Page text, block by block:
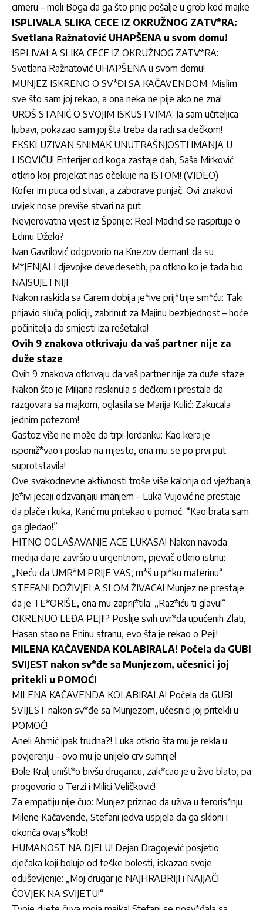
cimeru – moli Boga da ga što prije pošalje u grob kod majke
ISPLIVALA SLIKA CECE IZ OKRUŽNOG ZATV*RA:
Svetlana Ražnatović UHAPŠENA u svom domu!
ISPLIVALA SLIKA CECE IZ OKRUŽNOG ZATV*RA:
Svetlana Ražnatović UHAPŠENA u svom domu!
MUNJEZ ISKRENO O SV*ĐI SA KAČAVENDOM: Mislim
sve što sam joj rekao, a ona neka ne pije ako ne zna!
UROŠ STANIĆ O SVOJIM ISKUSTVIMA: Ja sam učiteljica
ljubavi, pokazao sam joj šta treba da radi sa dečkom!
EKSKLUZIVAN SNIMAK UNUTRAŠNJOSTI IMANJA U
LISOVIĆU! Enterijer od koga zastaje dah, Saša Mirković
otkrio koji projekat nas očekuje na ISTOM! (VIDEO)
Kofer im puca od stvari, a zaborave punjač: Ovi znakovi
uvijek nose previše stvari na put
Nevjerovatna vijest iz Španije: Real Madrid se raspituje o
Edinu Džeki?
Ivan Gavrilović odgovorio na Knezov demant da su
M*JENJALI djevojke devedesetih, pa otkrio ko je tada bio
NAJSUJETNIJI
Nakon raskida sa Carem dobija je*ive prij*tnje sm*ću: Taki
prijavio slučaj policiji, zabrinut za Majinu bezbjednost – hoće
počinitelja da smjesti iza rešetaka!
Ovih 9 znakova otkrivaju da vaš partner nije za
duže staze
Ovih 9 znakova otkrivaju da vaš partner nije za duže staze
Nakon što je Miljana raskinula s dečkom i prestala da
razgovara sa majkom, oglasila se Marija Kulić: Zakucala
jednim potezom!
Gastoz više ne može da trpi Jordanku: Kao kera je
isponiž*vao i poslao na mjesto, ona mu se po prvi put
suprotstavila!
Ove svakodnevne aktivnosti troše više kalorija od vježbanja
Je*ivi jecaji odzvanjaju imanjem – Luka Vujović ne prestaje
da plače i kuka, Karić mu pritekao u pomoć: “Kao brata sam
ga gledao!”
HITNO OGLAŠAVANJE ACE LUKASA! Nakon navoda
medija da je završio u urgentnom, pjevač otkrio istinu:
„Neću da UMR*M PRIJE VAS, m*š u pi*ku materinu“
STEFANI DOŽIVJELA SLOM ŽIVACA! Munjez ne prestaje
da je TE*ORIŠE, ona mu zaprij*tila: „Raz*iću ti glavu!“
OKRENUO LEĐA PEJI!? Poslije svih uvr*da upućenih Zlati,
Hasan stao na Eninu stranu, evo šta je rekao o Peji!
MILENA KAČAVENDA KOLABIRALA! Počela da GUBI
SVIJEST nakon sv*đe sa Munjezom, učesnici joj
pritekli u POMOĆ!
MILENA KAČAVENDA KOLABIRALA! Počela da GUBI
SVIJEST nakon sv*đe sa Munjezom, učesnici joj pritekli u
POMOĆ!
Aneli Ahmić ipak trudna?! Luka otkrio šta mu je rekla u
povjerenju – ovo mu je unijelo crv sumnje!
Đole Kralj uništ*o bivšu drugaricu, zak*cao je u živo blato, pa
progovorio o Terzi i Milici Veličković!
Za empatiju nije čuo: Munjez priznao da uživa u teroris*nju
Milene Kačavende, Stefani jedva uspjela da ga skloni i
okonča ovaj s*kob!
HUMANOST NA DJELU! Dejan Dragojević posjetio
dječaka koji boluje od teške bolesti, iskazao svoje
oduševljenje: „Moj drugar je NAJHRABRIJI i NAJJAČI
ČOVJEK NA SVIJETU!“